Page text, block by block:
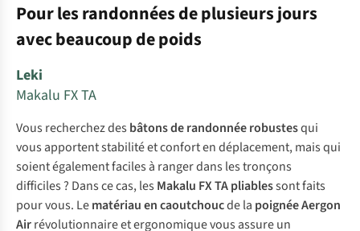
Pour les randonnées de plusieurs jours
avec beaucoup de poids
Leki
Makalu FX TA
Vous recherchez des bâtons de randonnée robustesqui
vous apportent stabilité et confort en déplacement, mais qui
soient également faciles à ranger dans les tronçons
difficiles ? Dans ce cas, les Makalu FX TApliablessont faits
pour vous. Lematériau en caoutchoucde la poignéeAergon
Airrévolutionnaire et ergonomique vous assure un